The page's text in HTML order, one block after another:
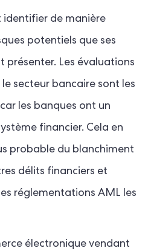
identifier de manière
potentiels que ses
présenter. Les évaluations
le secteur bancaire sont les
les banques ont un
financier. Cela en
probable du blanchiment
délits financiers et
réglementations AML les
électronique vendant